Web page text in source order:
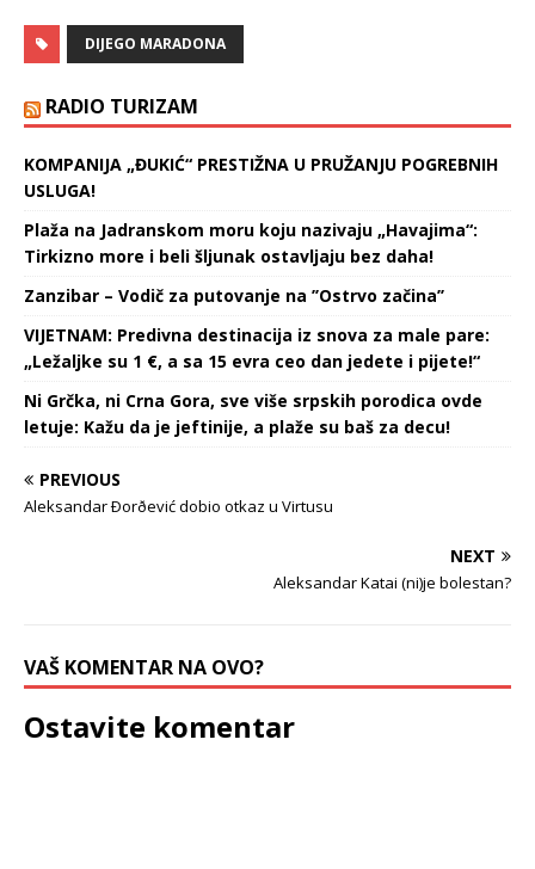
sportska takmičenja na
planeti. Godinu su
Brajanta i Dijega Armanda
Maradone, titule fudbalera
Hamiltona, ali i uključenje
najuticajnijih svetskih
sportista u pokret koji se…
DIJEGO MARADONA
RADIO TURIZAM
KOMPANIJA „ĐUKIĆ“ PRESTIŽNA U PRUŽANJU POGREBNIH
USLUGA!
Plaža na Jadranskom moru koju nazivaju „Havajima“:
Tirkizno more i beli šljunak ostavljaju bez daha!
Zanzibar – Vodič za putovanje na ’’Ostrvo začina’’
VIJETNAM: Predivna destinacija iz snova za male pare:
„Ležaljke su 1 €, a sa 15 evra ceo dan jedete i pijete!“
Ni Grčka, ni Crna Gora, sve više srpskih porodica ovde
letuje: Kažu da je jeftinije, a plaže su baš za decu!
PREVIOUS
Aleksandar Ðorðević dobio otkaz u Virtusu
NEXT
Aleksandar Katai (ni)je bolestan?
VAŠ KOMENTAR NA OVO?
Ostavite komentar